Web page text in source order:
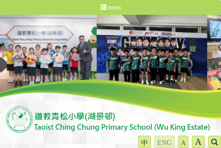
menu
中 ENG A A